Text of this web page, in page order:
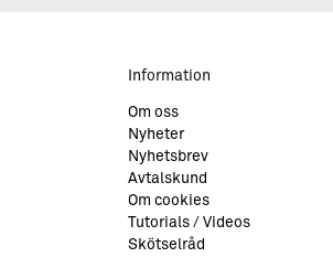
Information
Om oss
Nyheter
Nyhetsbrev
Avtalskund
Om cookies
Tutorials / Videos
Skötselråd